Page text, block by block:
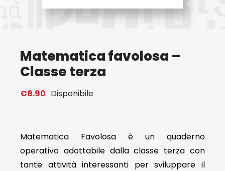
Matematica favolosa –
Classe terza
€8.90 Disponibile
Matematica Favolosa è un quaderno
operativo adottabile dalla classe terza con
tante attività interessanti per sviluppare il